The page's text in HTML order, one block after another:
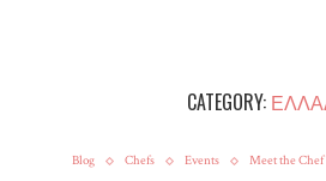
CATEGORY:
Blog Chefs Events Meet the Chef